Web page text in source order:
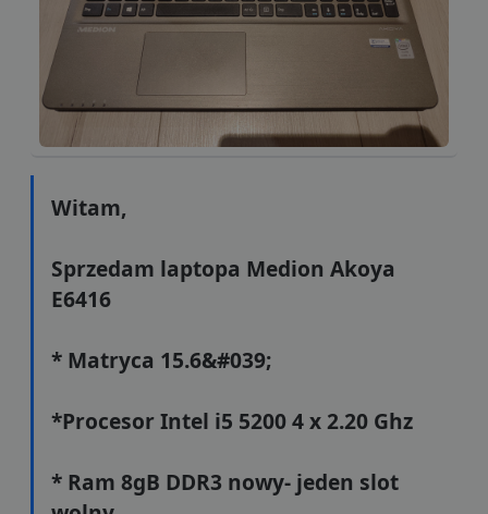
Witam,
Sprzedam laptopa Medion Akoya
E6416
* Matryca 15.6&#039;
*Procesor Intel i5 5200 4 x 2.20 Ghz
* Ram 8gB DDR3 nowy- jeden slot